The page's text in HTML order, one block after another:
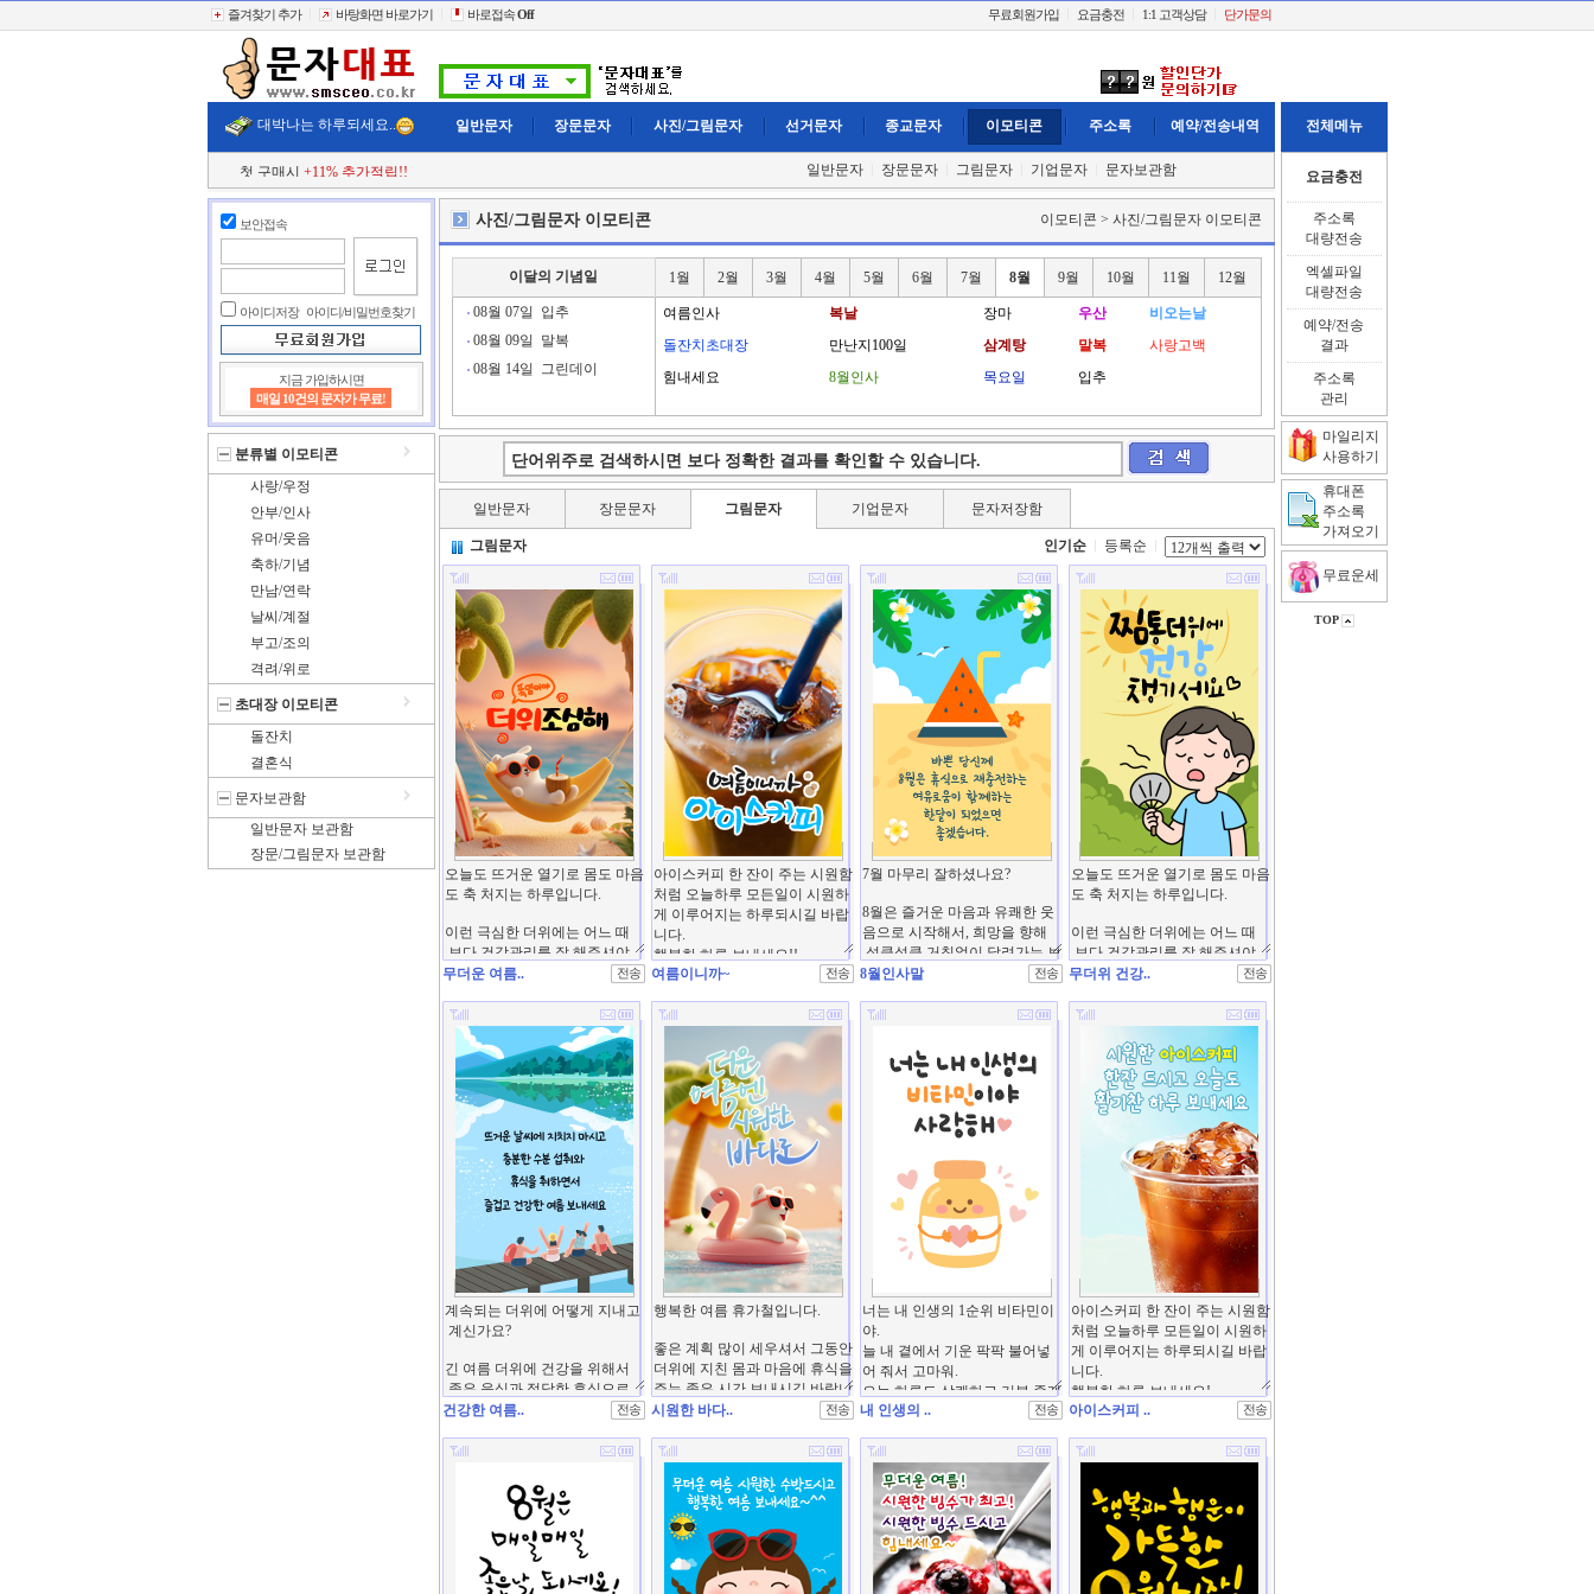
즐겨찾기 추가 바탕화면 바로가기 바로접속Off 무료회원가입 요금충전 1:1 고객상담 단가문의
대박나는 하루되세요.. 일반문자 장문문자 사진/그림문자 선거문자 종교문자 이모티콘 주소록 예약/전송내역
첫 구매시 +11% 추가적립!!
결젝금액의+110% 추가적립!!
충전금액의
클릭한번에
빠르고 정확한 문자대표!!
전송실패건 100% 환불보상!!
기간제한없는 국내최저요금!!
일반문자 장문문자 그림문자 기업문자 문자보관함
보안접속
아이디저장 아이디/비밀번호찾기
지금 가입하시면
매일 10건의 문자가 무료!
분류별 이모티콘
사랑/우정
안부/인사
유머/웃음
축하/기념
만남/연락
날씨/계절
부고/조의
격려/위로
초대장 이모티콘
돌잔치
결혼식
문자보관함
일반문자 보관함
장문/그림문자 보관함
사진/그림문자 이모티콘 이모티콘 > 사진/그림문자 이모티콘
이달의 기념일 1월 2월 3월 4월 5월 6월 7월 8월 9월 10월 11월 12월
08월 07일
입추
08월 09일
말복
08월 14일
그린데이
여름인사 복날 장마 우산
비오는날
돌잔치초대장
만난지100일 삼계탕 말복
사랑고백
힘내세요
8월인사 목요일 입추
일반문자 장문문자 그림문자 기업문자 문자저장함
그림문자 인기순 등록순
무더운 여름.. 여름이니까~ 8월인사말 무더위 건강..
건강한 여름.. 시원한 바다.. 내 인생의 .. 아이스커피 ..
전체메뉴
요금충전
주소록
대량전송
엑셀파일
대량전송
예약/전송
결과
주소록
관리
마일리지
사용하기
휴대폰
주소록
가져오기
무료운세
TOP